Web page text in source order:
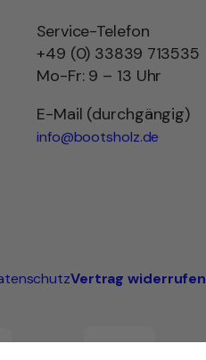
Service-Telefon
+49 (0) 33839 713535
Mo-Fr: 9 – 13 Uhr
E-Mail (durchgängig)
info@bootsholz.de
Vertrag widerrufen